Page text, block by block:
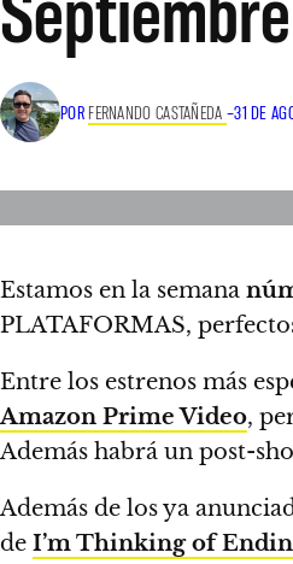
POR FERNANDO CASTAÑEDA –31 DE
Estamos en la semana
PLATAFORMAS,
Entre los estrenos más
Amazon Prime Video,
Además habrá un post-
Además de los ya
de I’m Thinking of